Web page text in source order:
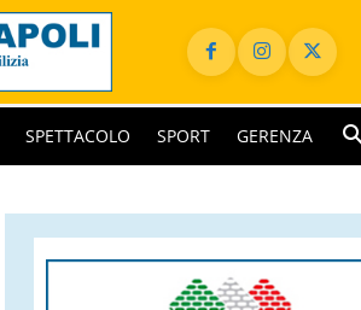
SPETTACOLO SPORT GERENZA